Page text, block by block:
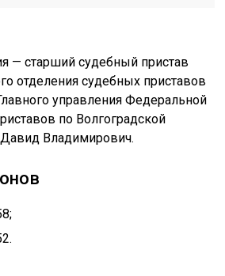
— старший судебный пристав
отделения судебных приставов
управления Федеральной
по Волгоградской
Владимирович.